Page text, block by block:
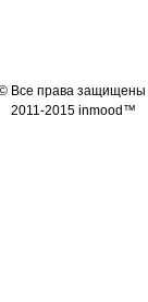
Все права защищены
2011-2015 inmood™